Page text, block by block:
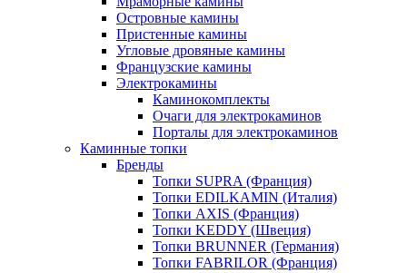
Островные камины
Пристенные камины
Угловые дровяные камины
Французские камины
Электрокамины
Каминокомплекты
Очаги для электрокаминов
Порталы для электрокаминов
Каминные топки
Бренды
Топки SUPRA (Франция)
Топки EDILKAMIN (Италия)
Топки AXIS (Франция)
Топки KEDDY (Швеция)
Топки BRUNNER (Германия)
Топки FABRILOR (Франция)